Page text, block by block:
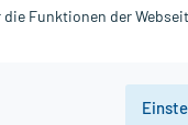
die Funktionen der